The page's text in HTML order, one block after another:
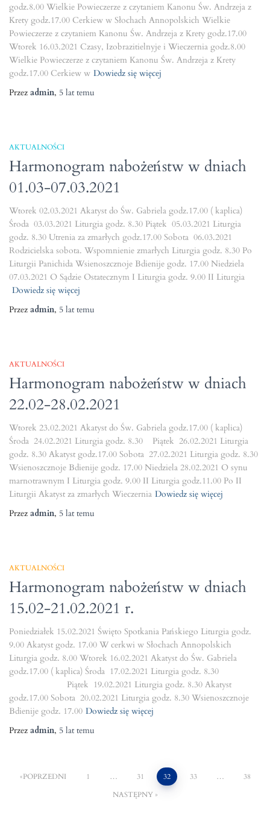
godz.8.00 Wielkie Powieczerze z czytaniem Kanonu Św. Andrzeja z
Krety godz.17.00 Cerkiew w Słochach Annopolskich Wielkie
Powieczerze z czytaniem Kanonu Św. Andrzeja z Krety godz.17.00
Wtorek 16.03.2021 Czasy, Izobrazitielnyje i Wieczernia godz.8.00
Wielkie Powieczerze z czytaniem Kanonu Św. Andrzeja z Krety
godz.17.00 Cerkiew w Dowiedz się więcej
Przez admin, 5 lattemu
AKTUALNOŚCI
Harmonogram nabożeństw w dniach
01.03-07.03.2021
Wtorek 02.03.2021 Akatyst do Św. Gabriela godz.17.00 ( kaplica)
Środa 03.03.2021 Liturgia godz. 8.30 Piątek 05.03.2021 Liturgia
godz. 8.30 Utrenia za zmarłych godz.17.00 Sobota 06.03.2021
Rodzicielska sobota. Wspomnienie zmarłych Liturgia godz. 8.30 Po
Liturgii Panichida Wsienoszcznoje Bdienije godz. 17.00 Niedziela
07.03.2021 O Sądzie Ostatecznym I Liturgia godz. 9.00 II Liturgia
Dowiedz się więcej
Przez admin, 5 lattemu
AKTUALNOŚCI
Harmonogram nabożeństw w dniach
22.02-28.02.2021
Wtorek 23.02.2021 Akatyst do Św. Gabriela godz.17.00 ( kaplica)
Środa 24.02.2021 Liturgia godz. 8.30 Piątek 26.02.2021 Liturgia
godz. 8.30 Akatyst godz.17.00 Sobota 27.02.2021 Liturgia godz. 8.30
Wsienoszcznoje Bdienije godz. 17.00 Niedziela 28.02.2021 O synu
marnotrawnym I Liturgia godz. 9.00 II Liturgia godz.11.00 Po II
Liturgii Akatyst za zmarłych Wieczernia Dowiedz się więcej
Przez admin, 5 lattemu
AKTUALNOŚCI
Harmonogram nabożeństw w dniach
15.02-21.02.2021 r.
Poniedziałek 15.02.2021 Święto Spotkania Pańskiego Liturgia godz.
9.00 Akatyst godz. 17.00 W cerkwi w Słochach Annopolskich
Liturgia godz. 8.00 Wtorek 16.02.2021 Akatyst do Św. Gabriela
godz.17.00 ( kaplica) Środa 17.02.2021 Liturgia godz. 8.30
Piątek 19.02.2021 Liturgia godz. 8.30 Akatyst
godz.17.00 Sobota 20.02.2021 Liturgia godz. 8.30 Wsienoszcznoje
Bdienije godz. 17.00 Dowiedz się więcej
Przez admin, 5 lattemu
Nawigacja
POPRZEDNI 1 … 31 32 33 …
38
NASTĘPNY